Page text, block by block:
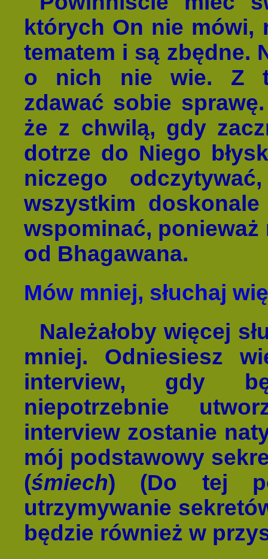
których On nie mówi,
tematem i są zbędne.
o nich nie wie. Z
zdawać sobie
że z chwilą, gdy
dotrze do Niego
niczego
wszystkim
wspominać,
od Bhagawana.
Mów mniej, słuchaj
Należałoby więcej
mniej. Odniesiesz
interview, gdy
niepotrzebnie
interview zostanie
mój podstawowy
(śmiech) (Do tej
utrzymywanie
będzie również w